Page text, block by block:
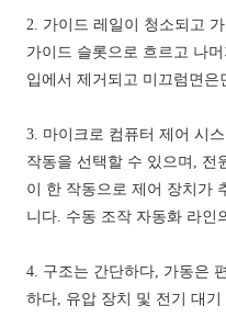
2. 가이드 레일이 청소되고
가이드 슬롯으로 흐르고 나
입에서 제거되고 미끄럼면
3. 마이크로 컴퓨터 제어 시
작동을 선택할 수 있으며, 전
이 한 작동으로 제어 장치가
니다. 수동 조작 자동화 라인
4. 구조는 간단하다, 가동은
하다, 유압 장치 및 전기 대기